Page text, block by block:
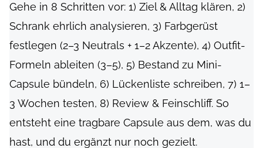
Gehe in 8 Schritten vor: 1) Ziel & Alltag klären, 2)
Schrank ehrlich analysieren, 3) Farbgerüst
festlegen (2–3 Neutrals + 1–2 Akzente), 4) Outfit-
Formeln ableiten (3–5), 5) Bestand zu Mini-
Capsule bündeln, 6) Lückenliste schreiben, 7) 1–
3 Wochen testen, 8) Review & Feinschliff. So
entsteht eine tragbare Capsule aus dem, was du
hast, und du ergänzt nur noch gezielt.